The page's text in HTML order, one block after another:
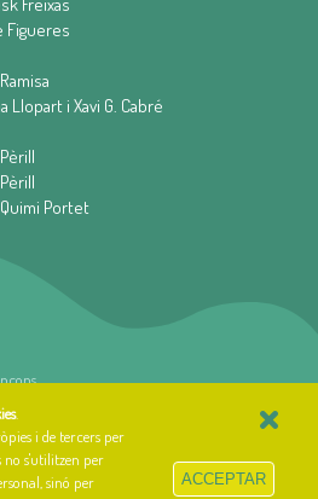
Figueres
Llopart i Xavi G. Cabré
Quimi Portet
.
i de tercers per
no s'utilitzen per
sinó per
×
ACCEPTAR